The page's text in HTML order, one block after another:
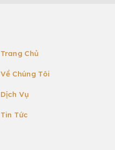
Trang Chủ
Về Chúng Tôi
Dịch Vụ
Tin Tức